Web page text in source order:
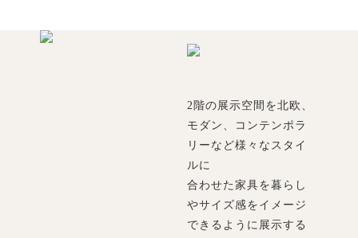
2階の展示空間を北欧、
モダン、コンテンポラ
リーなど様々なスタイ
ルに
合わせた家具を暮らし
やサイズ感をイメージ
できるように展示する